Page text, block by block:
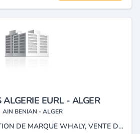
ALGERIE EURL - ALGER
AIN BENIAN - ALGER
VENTE D’EMBARCATION DE MARQUE WHALY, VENTE DE REMORQUE.